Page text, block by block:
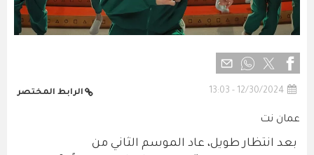
12/30/2024 - 13:03 الرابط المختصر
عمان نت
بعد انتظار طويل، عاد الموسم الثاني من